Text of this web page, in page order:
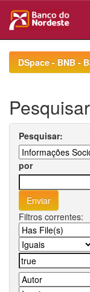
navigationDSpace - BNB -
Pesquisar
Pesquisar:
por
Filtros correntes: